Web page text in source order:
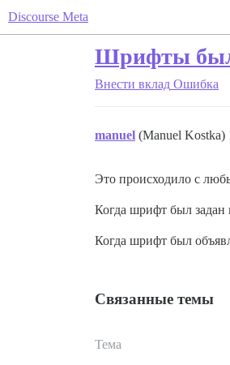
Discourse Meta
Шрифты
Внести вклад Ошибка
manuel (Manuel Kostka)
Это происходило с
Когда шрифт был задан
Когда шрифт был
Связанные темы
Тема